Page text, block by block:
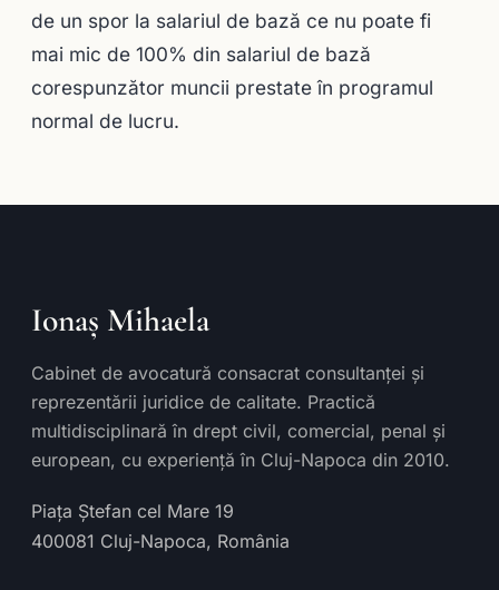
de un spor la salariul de bază ce nu poate fi
mai mic de 100% din salariul de bază
corespunzător muncii prestate în programul
normal de lucru.
Ionaș Mihaela
Cabinet de avocatură consacrat consultanței și
reprezentării juridice de calitate. Practică
multidisciplinară în drept civil, comercial, penal și
european, cu experiență în Cluj-Napoca din 2010.
Piața Ștefan cel Mare 19
400081 Cluj-Napoca, România